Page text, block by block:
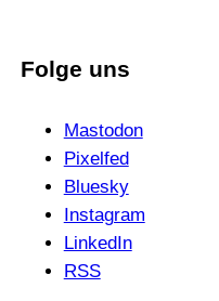
Folge uns
Mastodon
Pixelfed
Bluesky
Instagram
LinkedIn
RSS